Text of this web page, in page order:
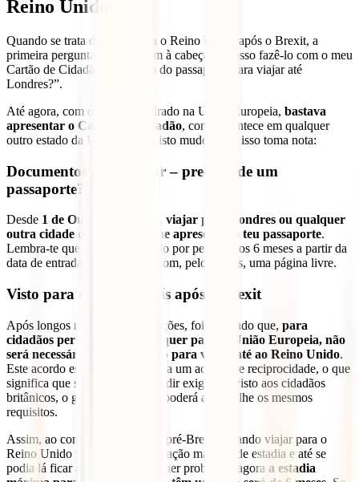
Reino Unido
Quando se trata de viajar para o Reino Unido após o Brexit, a
primeira pergunta que nos vem à cabeça é “posso fazê-lo com o meu
Cartão de Cidadão ou preciso do passaporte para viajar até
Londres?”.
Até agora, com o país enquadrado na União Europeia, bastava
apresentar o Cartão de Cidadão, como acontece em qualquer
outro estado da União. Agora isto mudou, por isso toma nota:
Documentos para viajar – precisas de um
passaporte?
Desde 1 de Outubro de 2021, viajar para Londres ou qualquer
outra cidade do país exige que apresentes o teu passaporte.
Lembra-te que terá de ser válido por pelo menos 6 meses a partir da
data de entrada no território e com, pelo menos, uma página livre.
Visto para entrar no país após o Brexit
Após longos meses de negociações, foi acordado que, para
cidadãos pertencentes a qualquer país da União Europeia, não
será necessário obter um visto para viajar até ao Reino Unido.
Este acordo está sempre sujeito a um acordo de reciprocidade, o que
significa que se algum país decidir exigir um visto aos cidadãos
britânicos, o governo britânico poderá aplicar-lhe os mesmos
requisitos.
Assim, ao contrário do período pré-Brexit, quando viajar para o
Reino Unido não tinha uma duração máxima de estadia e até se
podia lá ficar a viver sem qualquer problema, agora a estadia